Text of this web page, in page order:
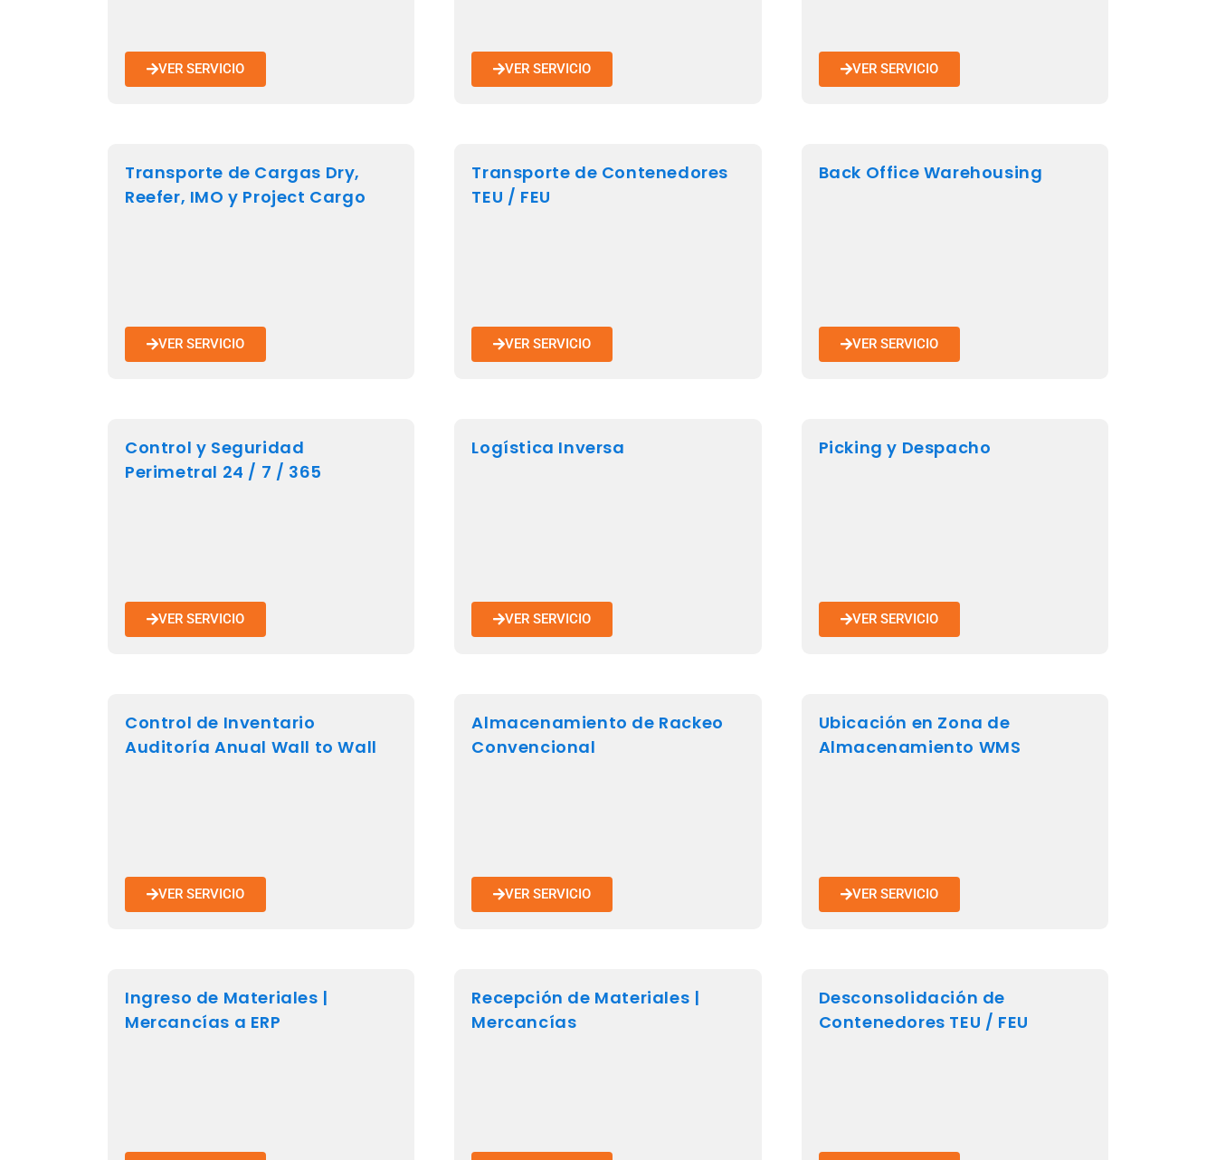
VER SERVICIO VER SERVICIO VER SERVICIO
Transporte de Cargas Dry,
Reefer, IMO y Project Cargo
VER SERVICIO
Transporte de Contenedores
TEU / FEU
VER SERVICIO
Back Office Warehousing
VER SERVICIO
Control y Seguridad
Perimetral 24 / 7 / 365
VER SERVICIO
Logística Inversa
VER SERVICIO
Picking y Despacho
VER SERVICIO
Control de Inventario
Auditoría Anual Wall to Wall
VER SERVICIO
Almacenamiento de Rackeo
Convencional
VER SERVICIO
Ubicación en Zona de
Almacenamiento WMS
VER SERVICIO
Ingreso de Materiales |
Mercancías a ERP
Recepción de Materiales |
Mercancías
Desconsolidación de
Contenedores TEU / FEU